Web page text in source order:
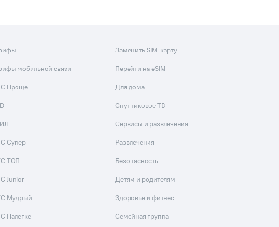
мобильной связи
Проще
Супер
ТОП
Junior
Мудрый
Налегке
Заменить SIM-карту
Перейти на eSIM
Для дома
Спутниковое ТВ
Сервисы и развлечения
Развлечения
Безопасность
Детям и родителям
Здоровье и фитнес
Семейная группа